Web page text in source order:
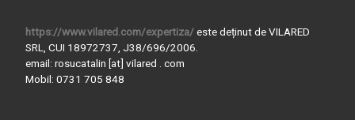
https://www.vilared.com/expertiza/este deținut de VILARED
SRL, CUI 18972737, J38/696/2006.
email: rosucatalin [at] vilared . com
Mobil: 0731 705 848